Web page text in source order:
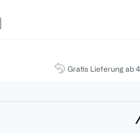
Gratis Lieferung ab